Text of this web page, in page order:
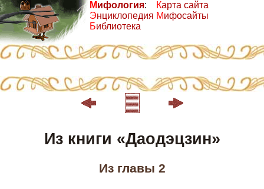
Мифология:
Энциклопедия
Библиотека
Карта сайта
Мифосайты
Из книги «Даодэцзин»
Из главы 2